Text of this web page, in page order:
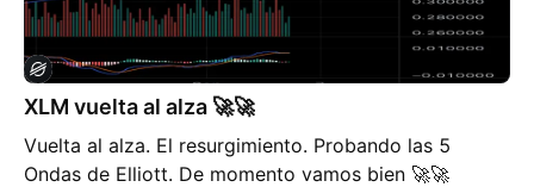
XLM vuelta al alza 🚀🚀
Vuelta al alza. El resurgimiento. Probando las 5
Ondas de Elliott. De momento vamos bien 🚀🚀